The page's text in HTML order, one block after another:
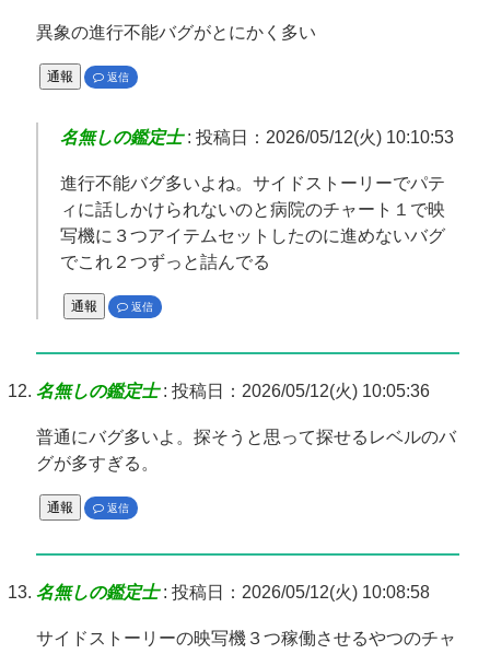
異象の進行不能バグがとにかく多い
通報 返信
名無しの鑑定士: 投稿日：2026/05/12(火) 10:10:53
進行不能バグ多いよね。サイドストーリーでパテ
ィに話しかけられないのと病院のチャート１で映
写機に３つアイテムセットしたのに進めないバグ
でこれ２つずっと詰んでる
通報 返信
名無しの鑑定士: 投稿日：2026/05/12(火) 10:05:36
普通にバグ多いよ。探そうと思って探せるレベルのバ
グが多すぎる。
通報 返信
名無しの鑑定士: 投稿日：2026/05/12(火) 10:08:58
サイドストーリーの映写機３つ稼働させるやつのチャ